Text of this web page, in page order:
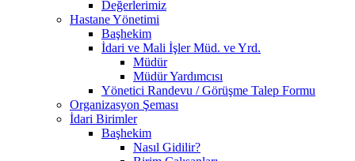
Değerlerimiz
Hastane Yönetimi
Başhekim
İdari ve Mali İşler Müd. ve Yrd.
Müdür
Müdür Yardımcısı
Yönetici Randevu / Görüşme Talep Formu
Organizasyon Şeması
İdari Birimler
Başhekim
Nasıl Gidilir?